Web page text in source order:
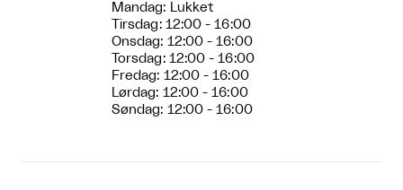
Mandag: Lukket
Tirsdag: 12:00 - 16:00
Onsdag: 12:00 - 16:00
Torsdag: 12:00 - 16:00
Fredag: 12:00 - 16:00
Lørdag: 12:00 - 16:00
Søndag: 12:00 - 16:00